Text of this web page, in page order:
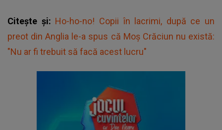
Citește și: Ho-ho-no! Copii în lacrimi, după ce un
preot din Anglia le-a spus că Moş Crăciun nu există:
"Nu ar fi trebuit să facă acest lucru"